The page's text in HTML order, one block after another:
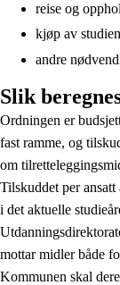
reise og
kjøp av
andre
Slik
Ordningen er
fast ramme, og
om
Tilskuddet per
i det aktuelle
mottar midler både
Kommunen skal